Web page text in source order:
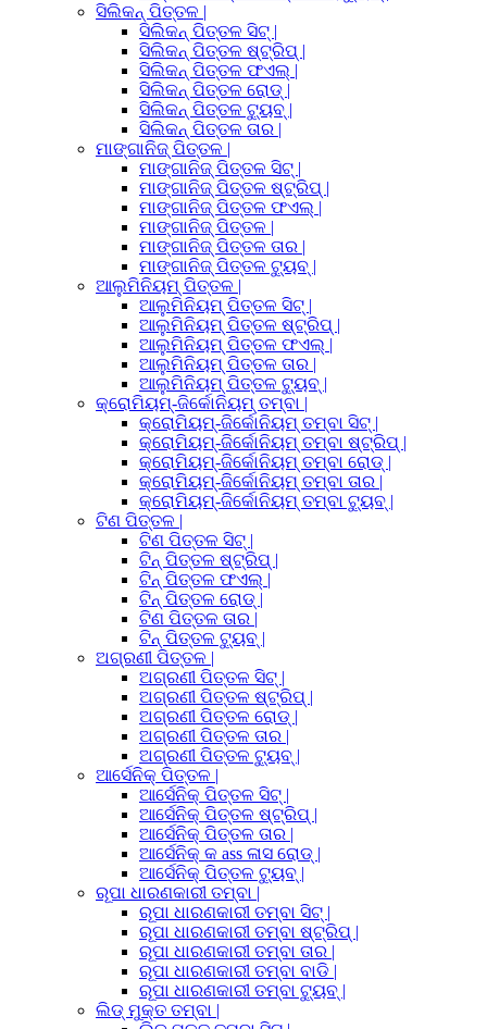
ସିଲିକନ୍ ପିତ୍ତଳ |
ସିଲିକନ୍ ପିତ୍ତଳ ସିଟ୍ |
ସିଲିକନ୍ ପିତ୍ତଳ ଷ୍ଟ୍ରିପ୍ |
ସିଲିକନ୍ ପିତ୍ତଳ ଫଏଲ୍ |
ସିଲିକନ୍ ପିତ୍ତଳ ରୋଡ୍ |
ସିଲିକନ୍ ପିତ୍ତଳ ଟ୍ୟୁବ୍ |
ସିଲିକନ୍ ପିତ୍ତଳ ତାର |
ମାଙ୍ଗାନିଜ୍ ପିତ୍ତଳ |
ମାଙ୍ଗାନିଜ୍ ପିତ୍ତଳ ସିଟ୍ |
ମାଙ୍ଗାନିଜ୍ ପିତ୍ତଳ ଷ୍ଟ୍ରିପ୍ |
ମାଙ୍ଗାନିଜ୍ ପିତ୍ତଳ ଫଏଲ୍ |
ମାଙ୍ଗାନିଜ୍ ପିତ୍ତଳ |
ମାଙ୍ଗାନିଜ୍ ପିତ୍ତଳ ତାର |
ମାଙ୍ଗାନିଜ୍ ପିତ୍ତଳ ଟ୍ୟୁବ୍ |
ଆଲୁମିନିୟମ୍ ପିତ୍ତଳ |
ଆଲୁମିନିୟମ୍ ପିତ୍ତଳ ସିଟ୍ |
ଆଲୁମିନିୟମ୍ ପିତ୍ତଳ ଷ୍ଟ୍ରିପ୍ |
ଆଲୁମିନିୟମ୍ ପିତ୍ତଳ ଫଏଲ୍ |
ଆଲୁମିନିୟମ୍ ପିତ୍ତଳ ତାର |
ଆଲୁମିନିୟମ୍ ପିତ୍ତଳ ଟ୍ୟୁବ୍ |
କ୍ରୋମିୟମ୍-ଜିର୍କୋନିୟମ୍ ତମ୍ବା |
କ୍ରୋମିୟମ୍-ଜିର୍କୋନିୟମ୍ ତମ୍ବା ସିଟ୍ |
କ୍ରୋମିୟମ୍-ଜିର୍କୋନିୟମ୍ ତମ୍ବା ଷ୍ଟ୍ରିପ୍ |
କ୍ରୋମିୟମ୍-ଜିର୍କୋନିୟମ୍ ତମ୍ବା ରୋଡ୍ |
କ୍ରୋମିୟମ୍-ଜିର୍କୋନିୟମ୍ ତମ୍ବା ତାର |
କ୍ରୋମିୟମ୍-ଜିର୍କୋନିୟମ୍ ତମ୍ବା ଟ୍ୟୁବ୍ |
ଟିଣ ପିତ୍ତଳ |
ଟିଣ ପିତ୍ତଳ ସିଟ୍ |
ଟିନ୍ ପିତ୍ତଳ ଷ୍ଟ୍ରିପ୍ |
ଟିନ୍ ପିତ୍ତଳ ଫଏଲ୍ |
ଟିନ୍ ପିତ୍ତଳ ରୋଡ୍ |
ଟିଣ ପିତ୍ତଳ ତାର |
ଟିନ୍ ପିତ୍ତଳ ଟ୍ୟୁବ୍ |
ଅଗ୍ରଣୀ ପିତ୍ତଳ |
ଅଗ୍ରଣୀ ପିତ୍ତଳ ସିଟ୍ |
ଅଗ୍ରଣୀ ପିତ୍ତଳ ଷ୍ଟ୍ରିପ୍ |
ଅଗ୍ରଣୀ ପିତ୍ତଳ ରୋଡ୍ |
ଅଗ୍ରଣୀ ପିତ୍ତଳ ତାର |
ଅଗ୍ରଣୀ ପିତ୍ତଳ ଟ୍ୟୁବ୍ |
ଆର୍ସେନିକ୍ ପିତ୍ତଳ |
ଆର୍ସେନିକ୍ ପିତ୍ତଳ ସିଟ୍ |
ଆର୍ସେନିକ୍ ପିତ୍ତଳ ଷ୍ଟ୍ରିପ୍ |
ଆର୍ସେନିକ୍ ପିତ୍ତଳ ତାର |
ଆର୍ସେନିକ୍ କ ass ଳାସ ରୋଡ୍ |
ଆର୍ସେନିକ୍ ପିତ୍ତଳ ଟ୍ୟୁବ୍ |
ରୂପା ଧାରଣକାରୀ ତମ୍ବା |
ରୂପା ଧାରଣକାରୀ ତମ୍ବା ସିଟ୍ |
ରୂପା ଧାରଣକାରୀ ତମ୍ବା ଷ୍ଟ୍ରିପ୍ |
ରୂପା ଧାରଣକାରୀ ତମ୍ବା ତାର |
ରୂପା ଧାରଣକାରୀ ତମ୍ବା ବାଡି |
ରୂପା ଧାରଣକାରୀ ତମ୍ବା ଟ୍ୟୁବ୍ |
ଲିଡ୍ ମୁକ୍ତ ତମ୍ବା |